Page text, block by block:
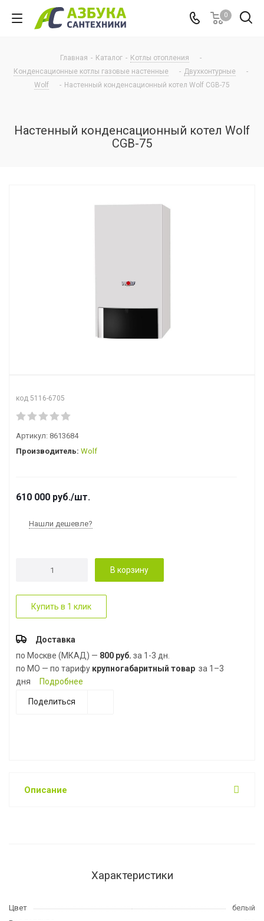
0
Главная - Каталог - Котлы отопления
-
Конденсационные котлы газовые настенные
- Двухконтурные
-
Wolf
- Настенный конденсационный котел Wolf CGB-75
Настенный конденсационный котел Wolf
CGB-75
код 5116-6705
Артикул: 8613684
Производитель: Wolf
610 000 руб./шт.
Нашли дешевле?
В корзину
Купить в 1 клик
Доставка
по Москве (МКАД) — 800 руб. за 1-3 дн.
по МО — по тарифу крупногабаритный товар за 1–3
дня
Подробнее
Поделиться
Описание
Характеристики
Цвет
белый